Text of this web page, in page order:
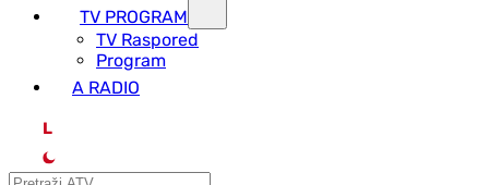
TV PROGRAM
ТV Raspored
Program
A RADIO
L